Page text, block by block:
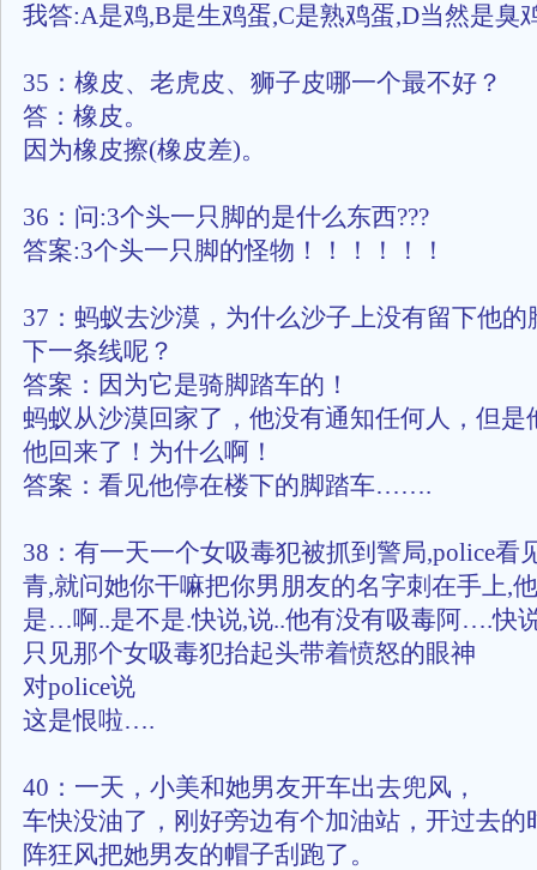
我答:A是鸡,B是生鸡蛋,C是熟鸡蛋,D当然是臭
35：橡皮、老虎皮、狮子皮哪一个最不好？
答：橡皮。
因为橡皮擦(橡皮差)。
36：问:3个头一只脚的是什么东西???
答案:3个头一只脚的怪物！！！！！！
37：蚂蚁去沙漠，为什么沙子上没有留下他的
下一条线呢？
答案：因为它是骑脚踏车的！
蚂蚁从沙漠回家了，他没有通知任何人，但是
他回来了！为什么啊！
答案：看见他停在楼下的脚踏车…….
38：有一天一个女吸毒犯被抓到警局,police看
青,就问她你干嘛把你男朋友的名字刺在手上,
是…啊..是不是.快说,说..他有没有吸毒阿….快
只见那个女吸毒犯抬起头带着愤怒的眼神
对police说
这是恨啦….
40：一天，小美和她男友开车出去兜风，
车快没油了，刚好旁边有个加油站，开过去的
阵狂风把她男友的帽子刮跑了。